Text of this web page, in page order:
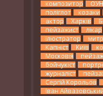
композитор
ОУН
поліглот
козаки
актор
Харків
пейзажист
лікар
ілюстратор
Капніст
Київ
Московія
бойчукіст
журналіст
Сергій Корольов
Іван